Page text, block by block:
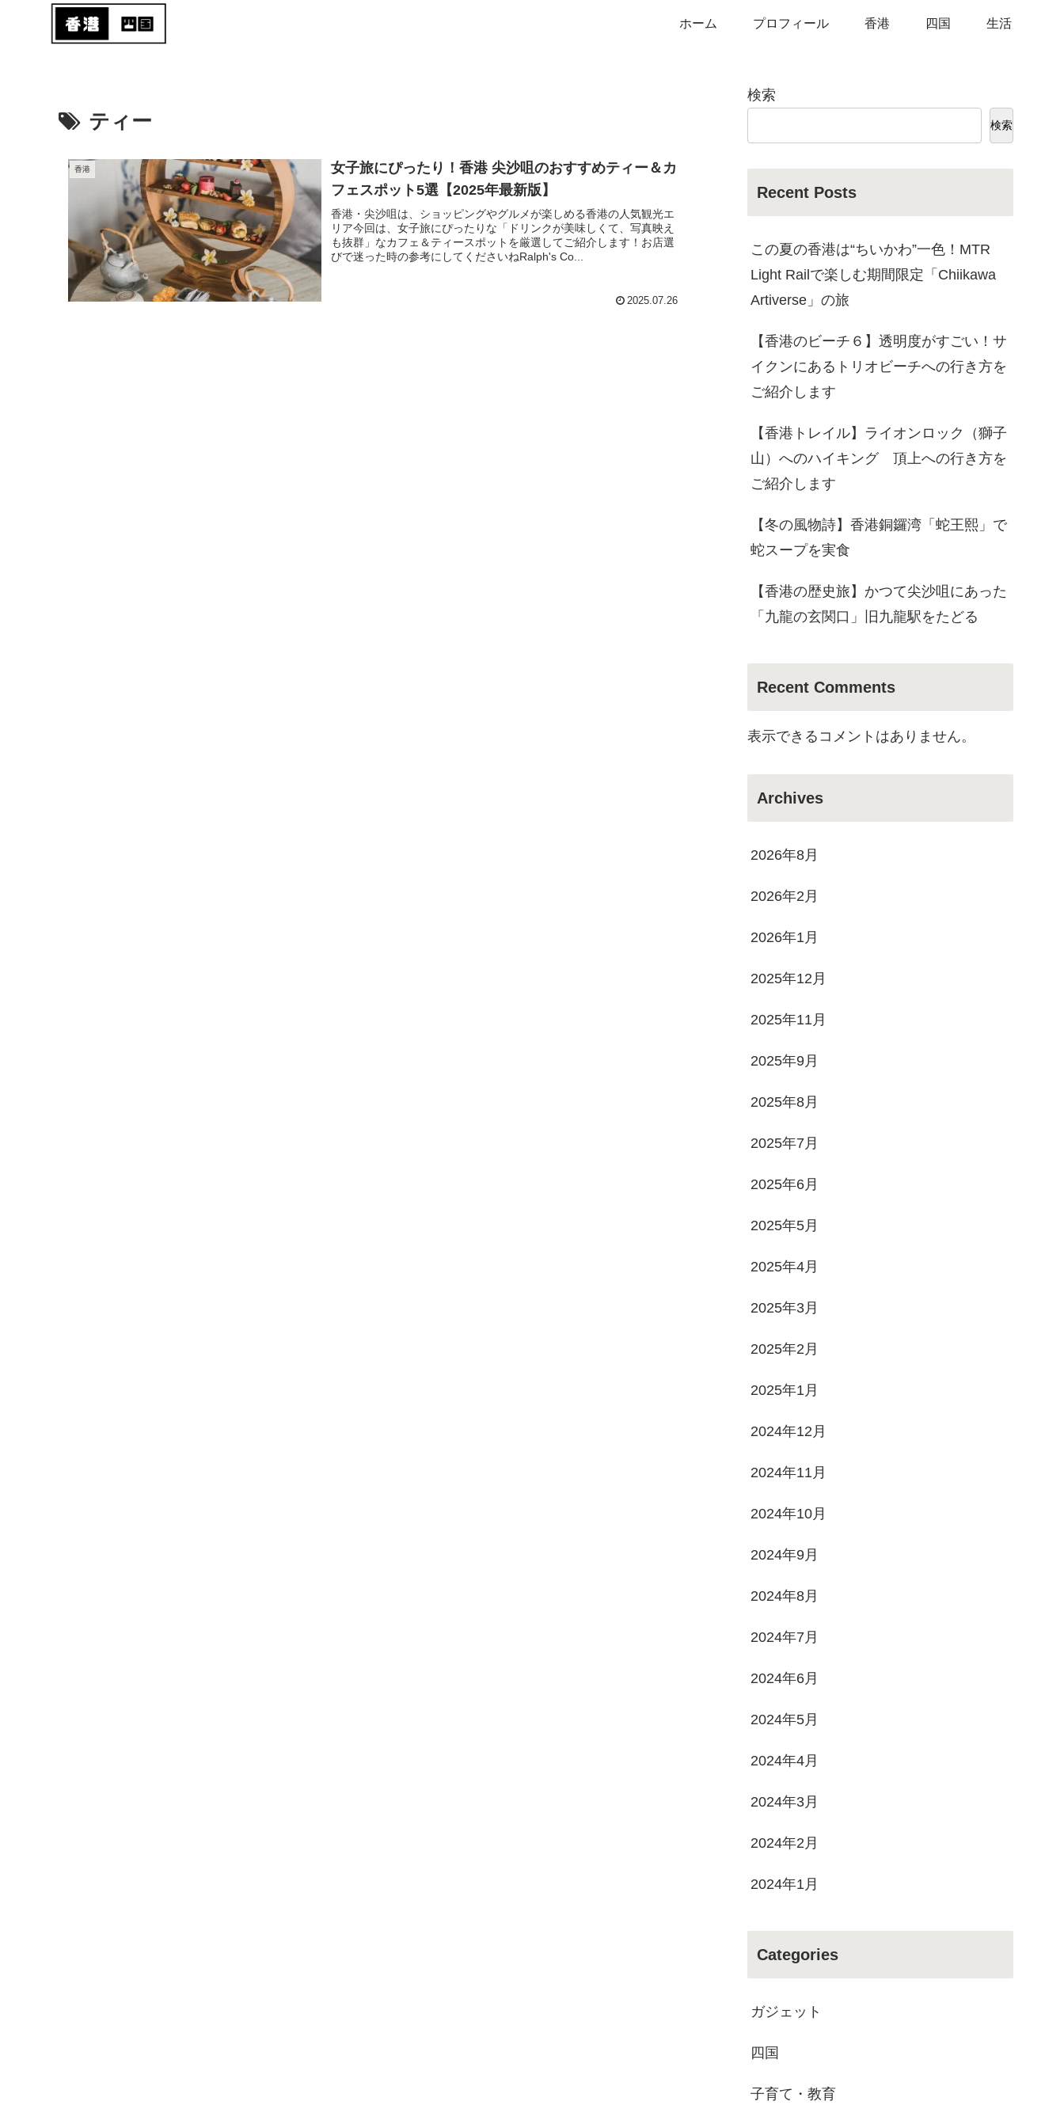
ホーム プロフィール 香港 四国 生活
ティー
香港
女子旅にぴったり！香港 尖沙咀のおすすめティー＆カ
フェスポット5選【2025年最新版】
香港・尖沙咀は、ショッピングやグルメが楽しめる香港の人気観光エ
リア今回は、女子旅にぴったりな「ドリンクが美味しくて、写真映え
も抜群」なカフェ＆ティースポットを厳選してご紹介します！お店選
びで迷った時の参考にしてくださいねRalph's Co...
2025.07.26
検索
検索
Recent Posts
この夏の香港は“ちいかわ”一色！MTR
Light Railで楽しむ期間限定「Chiikawa
Artiverse」の旅
【香港のビーチ６】透明度がすごい！サ
イクンにあるトリオビーチへの行き方を
ご紹介します
【香港トレイル】ライオンロック（獅子
山）へのハイキング 頂上への行き方を
ご紹介します
【冬の風物詩】香港銅鑼湾「蛇王熙」で
蛇スープを実食
【香港の歴史旅】かつて尖沙咀にあった
「九龍の玄関口」旧九龍駅をたどる
Recent Comments
表示できるコメントはありません。
Archives
2026年8月
2026年2月
2026年1月
2025年12月
2025年11月
2025年9月
2025年8月
2025年7月
2025年6月
2025年5月
2025年4月
2025年3月
2025年2月
2025年1月
2024年12月
2024年11月
2024年10月
2024年9月
2024年8月
2024年7月
2024年6月
2024年5月
2024年4月
2024年3月
2024年2月
2024年1月
Categories
ガジェット
四国
子育て・教育